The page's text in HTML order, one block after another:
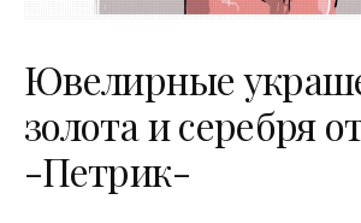
Ювелирные
золота и серебря
-Петрик-